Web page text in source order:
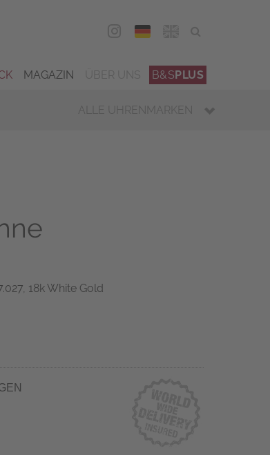
DEU
MAGAZIN B&SPLUS
ALLE UHRENMARKEN
18k White Gold